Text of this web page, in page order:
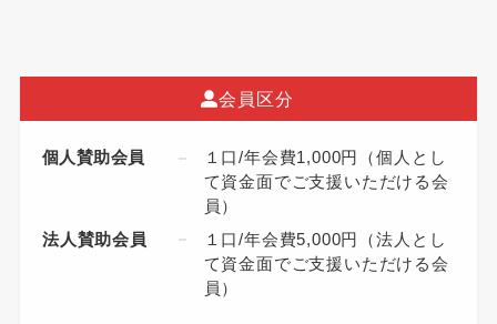
会員区分
個人賛助会員
１口/年会費1,000円（個人とし
て資金面でご支援いただける会
員）
法人賛助会員
１口/年会費5,000円（法人とし
て資金面でご支援いただける会
員）